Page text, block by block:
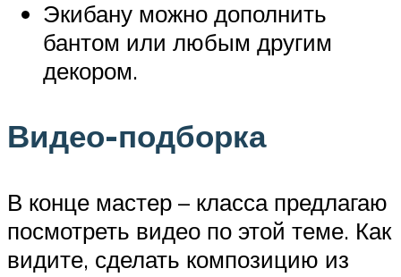
Экибану можно дополнить
бантом или любым другим
декором.
Видео-подборка
В конце мастер – класса предлагаю
посмотреть видео по этой теме. Как
видите, сделать композицию из